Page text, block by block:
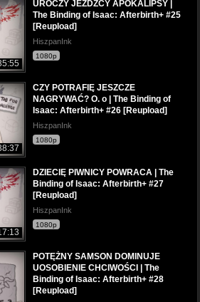
UROCZY JEŹDŹCY APOKALIPSY |
The Binding of Isaac: Afterbirth+ #25
[Reupload]
HiszpanInk
1080p
CZY POTRAFIĘ JESZCZE
NAGRYWAĆ? O. o | The Binding of
Isaac: Afterbirth+ #26 [Reupload]
HiszpanInk
1080p
DZIECIĘ PIWNICY POWRACA | The
Binding of Isaac: Afterbirth+ #27
[Reupload]
HiszpanInk
1080p
POTĘŻNY SAMSON DOMINUJE
UOSOBIENIE CHCIWOŚCI | The
Binding of Isaac: Afterbirth+ #28
[Reupload]